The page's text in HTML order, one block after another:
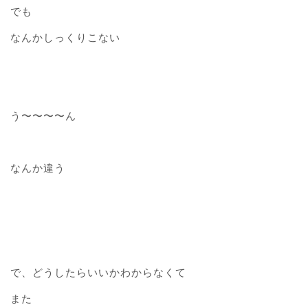
でも
なんかしっくりこない
う〜〜〜〜ん
なんか違う
で、どうしたらいいかわからなくて
また